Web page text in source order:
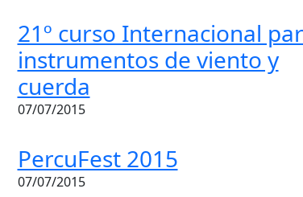
21º curso Internacional
instrumentos de viento y
cuerda
07/07/2015
PercuFest 2015
07/07/2015